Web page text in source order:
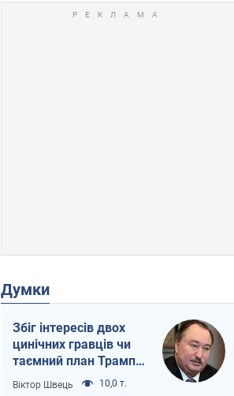
Думки
Збіг інтересів двох
цинічних гравців чи
таємний план Трампа
і Путіна?
Віктор Швець 10,0 т.